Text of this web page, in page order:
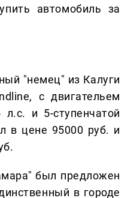
автомобиль за
"немец" из Калуги
с двигательем
и 5-ступенчатой
в цене 95000 руб. и
был предложен
в городе